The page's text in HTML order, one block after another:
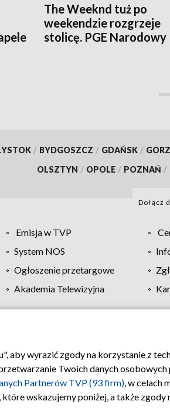
The Weeknd tuż po
weekendzie rozgrzeje
stolicę. PGE Narodowy
/ BYDGOSZCZ / GDAŃSK /
OLSZTYN / OPOLE / POZNAŃ /
Dołącz
Emisja w TVP
System NOS
Ogłoszenie przetargowe
Akademia Telewizyjna
Regulamin TVP Polityka prywatności
aby wyrazić zgody na korzystanie z
Twoich danych
Partnerów TVP (93 firm), w celach
wskazujemy poniżej, a także